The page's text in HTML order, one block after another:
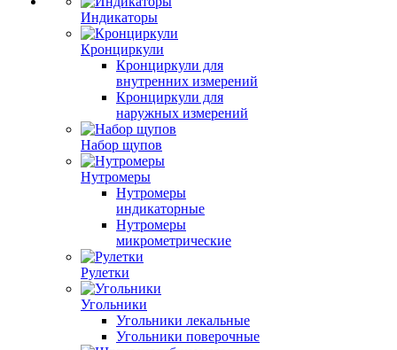
Индикаторы
Кронциркули
Кронциркули для
внутренних измерений
Кронциркули для
наружных измерений
Набор щупов
Нутромеры
Нутромеры
индикаторные
Нутромеры
микрометрические
Рулетки
Угольники
Угольники лекальные
Угольники поверочные